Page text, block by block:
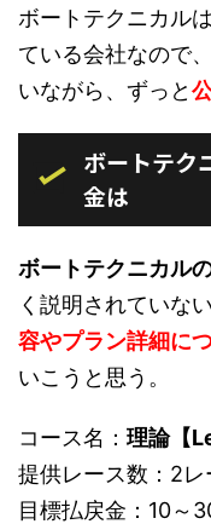
ボートテクニカル
ている会社なので、
いながら、ずっと
ボートテク
金は
ボートテクニカル
く説明されていな
容やプラン詳細に
いこうと思う。
コース名： 理論【
提供レース数：2レ
目標払戻金：10～